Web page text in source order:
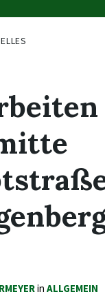
RMEYERin ALLGEMEIN